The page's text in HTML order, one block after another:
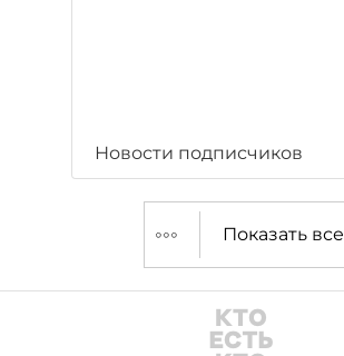
Новости подписчиков
Показать все